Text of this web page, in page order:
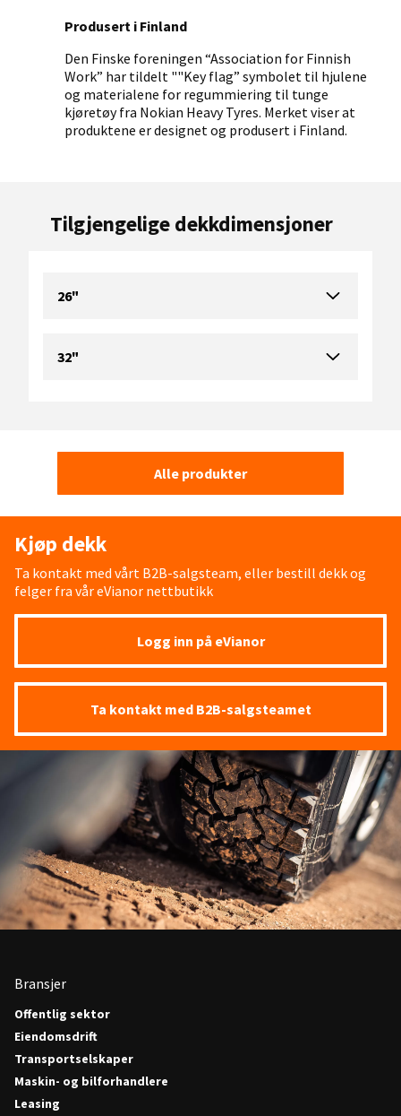
Produsert i Finland
Den Finske foreningen “Association for Finnish
Work” har tildelt ""Key flag” symbolet til hjulene
og materialene for regummiering til tunge
kjøretøy fra Nokian Heavy Tyres. Merket viser at
produktene er designet og produsert i Finland.
Tilgjengelige dekkdimensjoner
26"
32"
Alle produkter
Kjøp dekk
Ta kontakt med vårt B2B-salgsteam, eller bestill dekk og
felger fra vår eVianor nettbutikk
Logg inn på eVianor
Ta kontakt med B2B-salgsteamet
Bransjer
Offentlig sektor
Eiendomsdrift
Transportselskaper
Maskin- og bilforhandlere
Leasing